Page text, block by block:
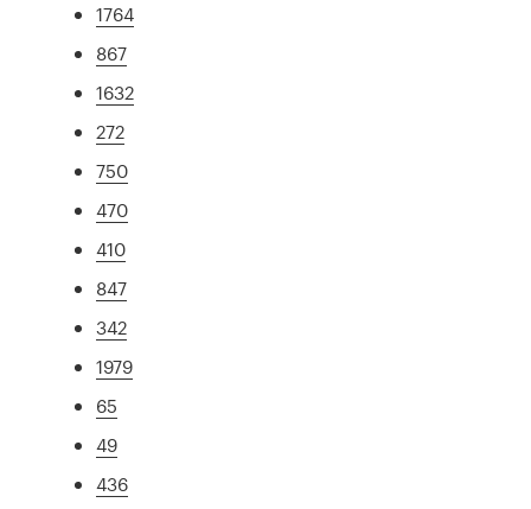
1764
867
1632
272
750
470
410
847
342
1979
65
49
436